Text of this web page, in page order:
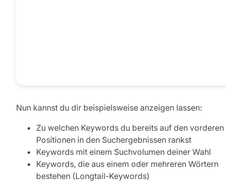
Nun kannst du dir beispielsweise anzeigen lassen:
Zu welchen Keywords du bereits auf den vorderen
Positionen in den Suchergebnissen rankst
Keywords mit einem Suchvolumen deiner Wahl
Keywords, die aus einem oder mehreren Wörtern
bestehen (Longtail-Keywords)